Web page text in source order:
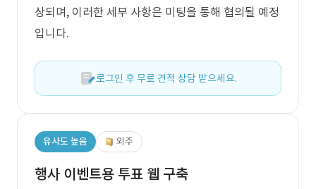
상되며, 이러한 세부 사항은 미팅을 통해 협의될 예정
입니다.
로그인 후 무료 견적 상담 받으세요.
유사도 높음 외주
행사 이벤트용 투표 웹 구축